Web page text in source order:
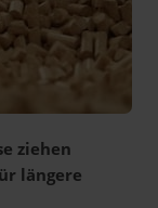
ziehen
längere